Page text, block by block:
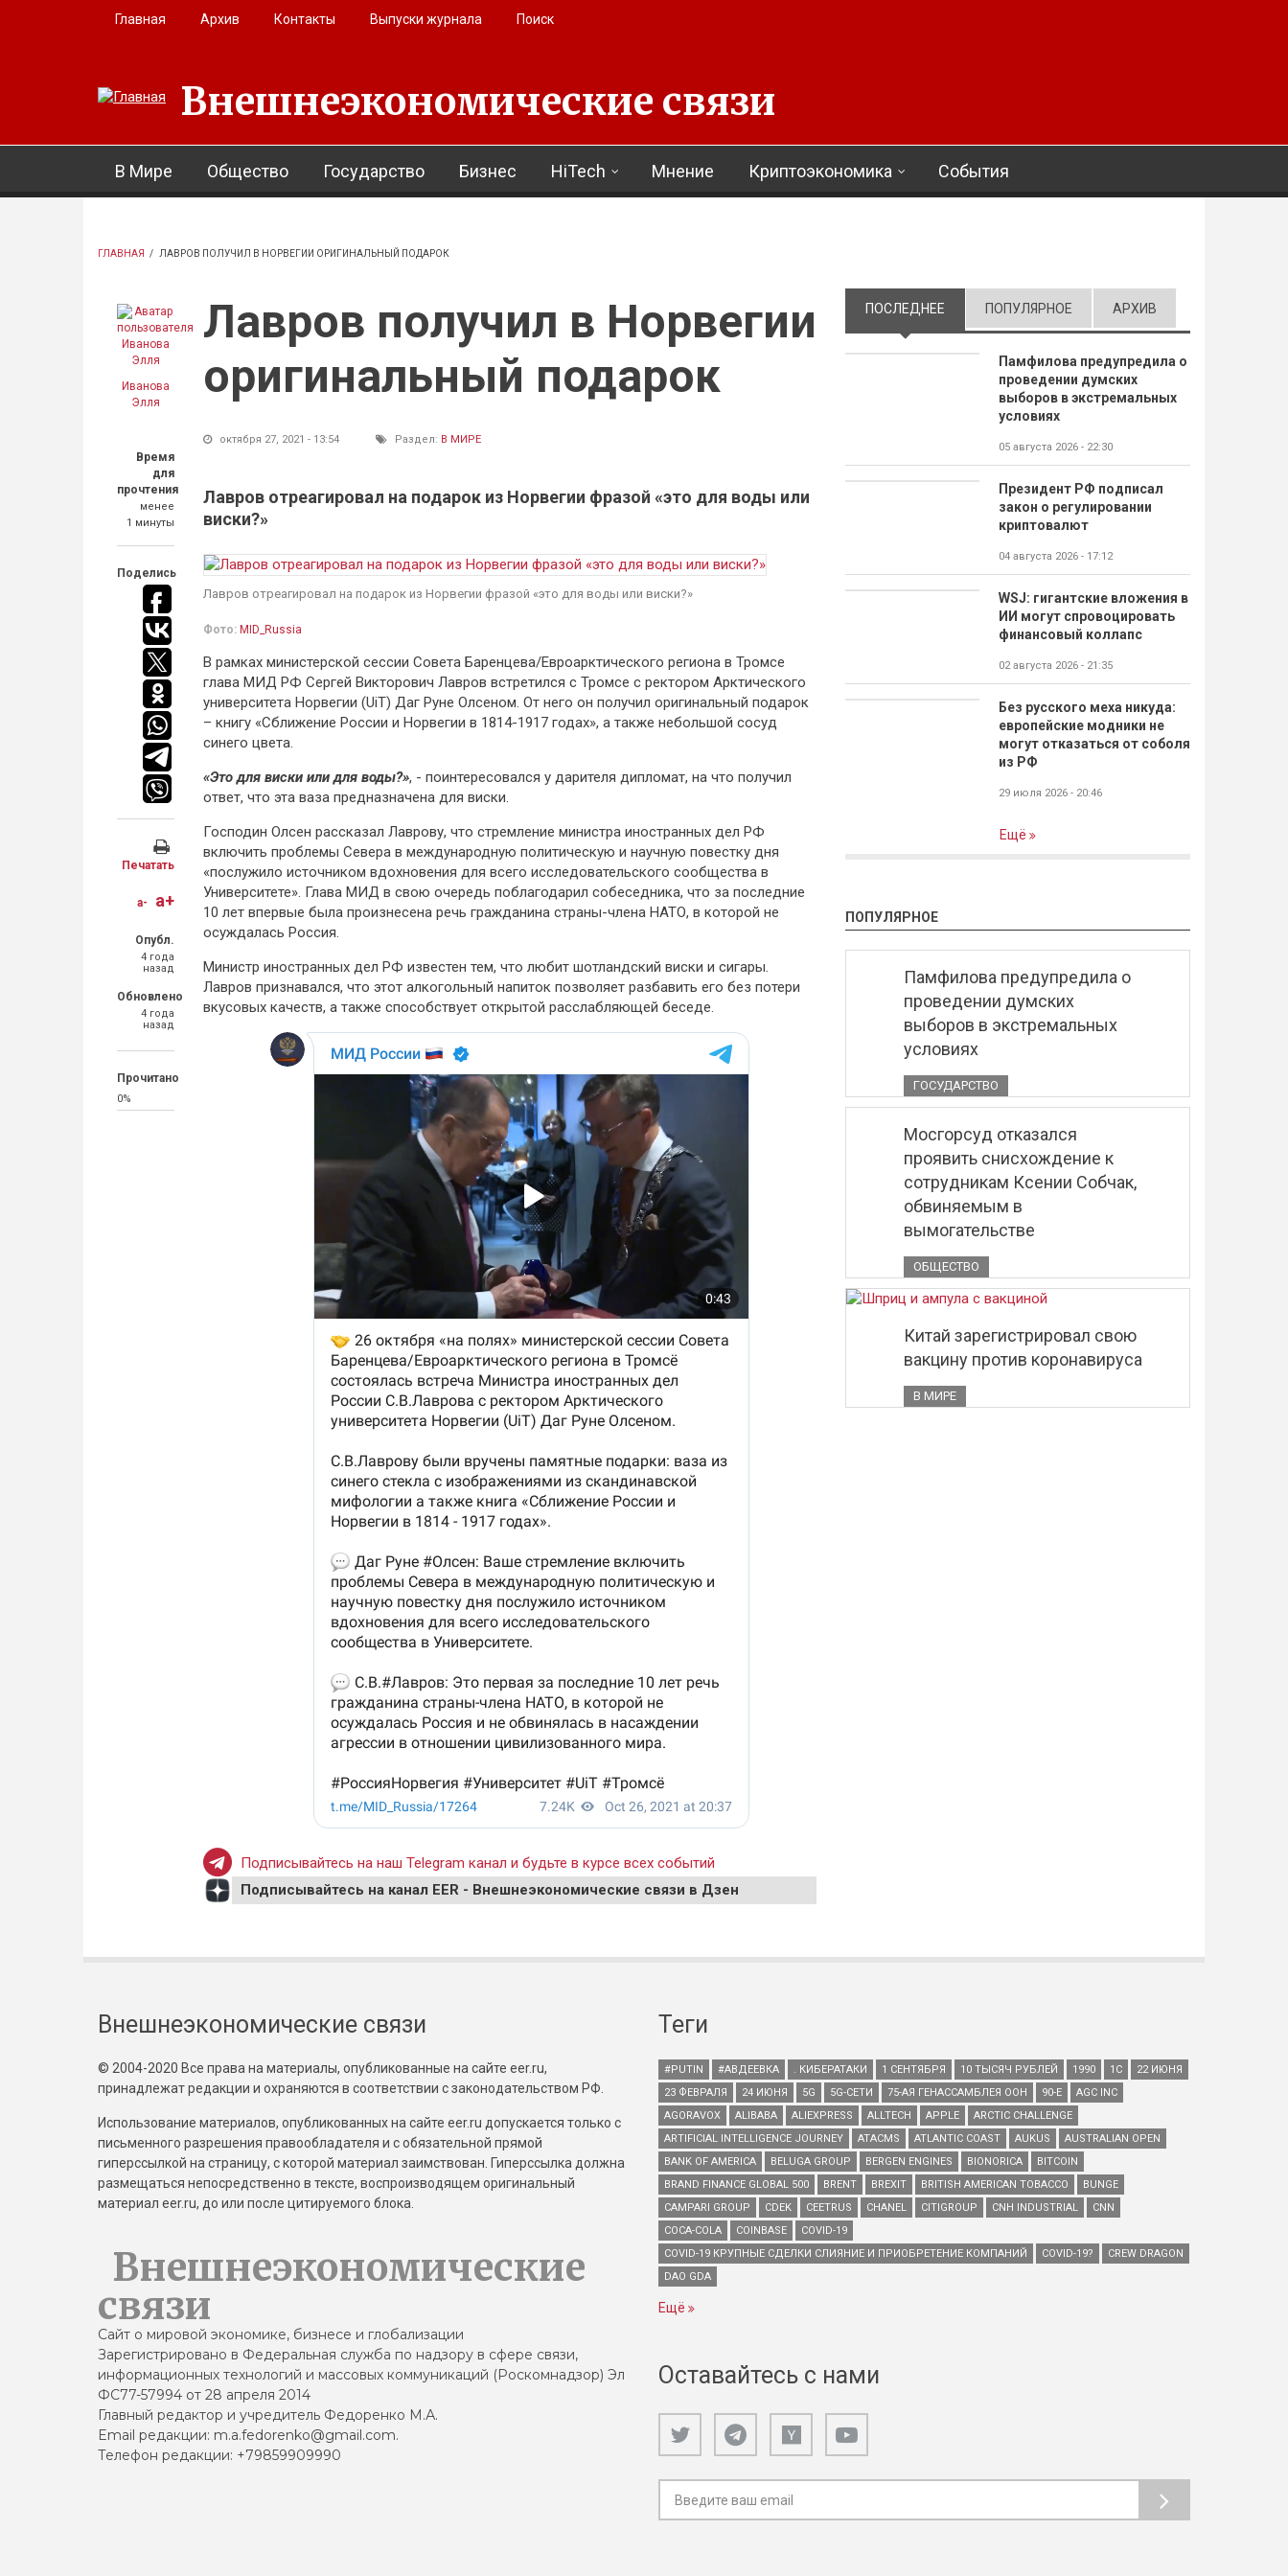
Перейти к основному содержанию
Главная Архив Контакты Выпуски журнала Поиск
Внешнеэкономические связи
В Мире Общество Государство Бизнес HiTech Мнение Криптоэкономика События
ГЛАВНАЯ / ЛАВРОВ ПОЛУЧИЛ В НОРВЕГИИ ОРИГИНАЛЬНЫЙ ПОДАРОК
Иванова
Элля
Время
для
прочтения
менее
1 минуты
Поделись
Печатать
a- a+
Опубл.
4 года
назад
Обновлено
4 года
назад
Прочитано
0%
Лавров получил в Норвегии
оригинальный подарок
октября 27, 2021 - 13:54 Раздел: В МИРЕ
Лавров отреагировал на подарок из Норвегии фразой «это для воды или
виски?»
Лавров отреагировал на подарок из Норвегии фразой «это для воды или виски?»
Фото: MID_Russia
В рамках министерской сессии Совета Баренцева/Евроарктического региона в Тромсе
глава МИД РФ Сергей Викторович Лавров встретился с Тромсе с ректором Арктического
университета Норвегии (UiT) Даг Руне Олсеном. От него он получил оригинальный подарок
– книгу «Сближение России и Норвегии в 1814-1917 годах», а также небольшой сосуд
синего цвета.
«Это для виски или для воды?», - поинтересовался у дарителя дипломат, на что получил
ответ, что эта ваза предназначена для виски.
Господин Олсен рассказал Лаврову, что стремление министра иностранных дел РФ
включить проблемы Севера в международную политическую и научную повестку дня
«послужило источником вдохновения для всего исследовательского сообщества в
Университете». Глава МИД в свою очередь поблагодарил собеседника, что за последние
10 лет впервые была произнесена речь гражданина страны-члена НАТО, в которой не
осуждалась Россия.
Министр иностранных дел РФ известен тем, что любит шотландский виски и сигары.
Лавров признавался, что этот алкогольный напиток позволяет разбавить его без потери
вкусовых качеств, а также способствует открытой расслабляющей беседе.
Подписывайтесь на наш Telegram канал и будьте в курсе всех событий
Подписывайтесь на канал EER - Внешнеэкономические связи в Дзен
ПОСЛЕДНЕЕ (АКТИВНАЯ ВКЛАДКА)
ПОПУЛЯРНОЕ АРХИВ
Памфилова предупредила о
проведении думских
выборов в экстремальных
условиях
05 августа 2026 - 22:30
Президент РФ подписал
закон о регулировании
криптовалют
04 августа 2026 - 17:12
WSJ: гигантские вложения в
ИИ могут спровоцировать
финансовый коллапс
02 августа 2026 - 21:35
Без русского меха никуда:
европейские модники не
могут отказаться от соболя
из РФ
29 июля 2026 - 20:46
Ещё
ПОПУЛЯРНОЕ
Памфилова предупредила о
проведении думских
выборов в экстремальных
условиях
ГОСУДАРСТВО
Мосгорсуд отказался
проявить снисхождение к
сотрудникам Ксении Собчак,
обвиняемым в
вымогательстве
ОБЩЕСТВО
Китай зарегистрировал свою
вакцину против коронавируса
В МИРЕ
Внешнеэкономические связи
© 2004-2020 Все права на материалы, опубликованные на сайте eer.ru,
принадлежат редакции и охраняются в соответствии с законодательством РФ.
Использование материалов, опубликованных на сайте eer.ru допускается только с
письменного разрешения правообладателя и с обязательной прямой
гиперссылкой на страницу, с которой материал заимствован. Гиперссылка должна
размещаться непосредственно в тексте, воспроизводящем оригинальный
материал eer.ru, до или после цитируемого блока.
Внешнеэкономические
связи
Сайт о мировой экономике, бизнесе и глобализации
Зарегистрировано в Федеральная служба по надзору в сфере связи,
информационных технологий и массовых коммуникаций (Роскомнадзор) Эл
ФС77-57994 от 28 апреля 2014
Главный редактор и учредитель Федоренко М.А.
Email редакции: m.a.fedorenko@gmail.com.
Телефон редакции: +79859909990
Теги
#PUTIN #АВДЕЕВКА . КИБЕРАТАКИ 1 СЕНТЯБРЯ 10 ТЫСЯЧ РУБЛЕЙ 1990 1С
22 ИЮНЯ
23 ФЕВРАЛЯ
24 ИЮНЯ 5G 5G-СЕТИ 75-АЯ ГЕНАССАМБЛЕЯ ООН 90-Е
AGC INC
AGORAVOX
ALIBABA ALIEXPRESS ALLTECH APPLE
ARCTIC CHALLENGE
ARTIFICIAL INTELLIGENCE JOURNEY
ATACMS ATLANTIC COAST AUKUS
AUSTRALIAN OPEN
BANK OF AMERICA
BELUGA GROUP BERGEN ENGINES BIONORICA
BITCOIN
BRAND FINANCE GLOBAL 500
BRENT BREXIT BRITISH AMERICAN TOBACCO
BUNGE
CAMPARI GROUP
CDEK CEETRUS CHANEL CITIGROUP CNH INDUSTRIAL
CNN
COCA-COLA
COINBASE
COVID-19
COVID-19 КРУПНЫЕ СДЕЛКИ СЛИЯНИЕ И ПРИОБРЕТЕНИЕ КОМПАНИЙ
COVID-19?
CREW DRAGON
DAO GDA
Ещё
Оставайтесь с нами